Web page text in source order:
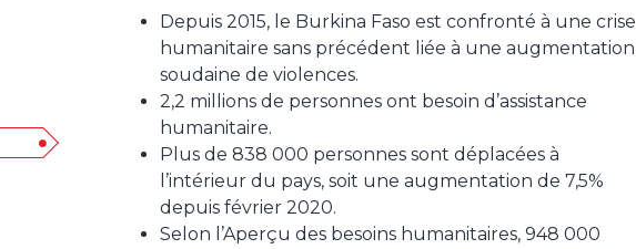
Depuis 2015, le Burkina Faso est confronté à une crise
humanitaire sans précédent liée à une augmentation
soudaine de violences.
2,2 millions de personnes ont besoin d’assistance
humanitaire.
Plus de 838 000 personnes sont déplacées à
l’intérieur du pays, soit une augmentation de 7,5%
depuis février 2020.
Selon l’Aperçu des besoins humanitaires, 948 000